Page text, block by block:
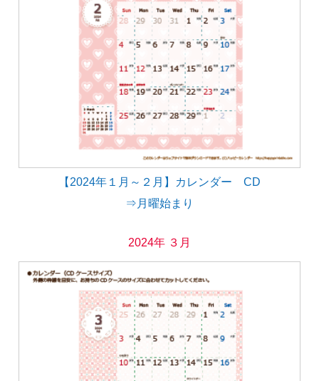
【2024年１月～２月】カレンダー CD
⇒月曜始まり
2024年 ３月